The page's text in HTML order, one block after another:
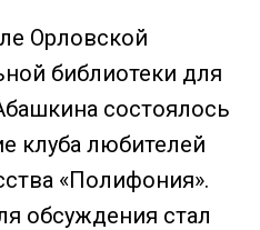
Орловской
библиотеки для
состоялось
клуба любителей
«Полифония».
обсуждения стал